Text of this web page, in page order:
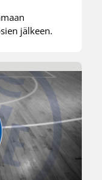
jälkeen.